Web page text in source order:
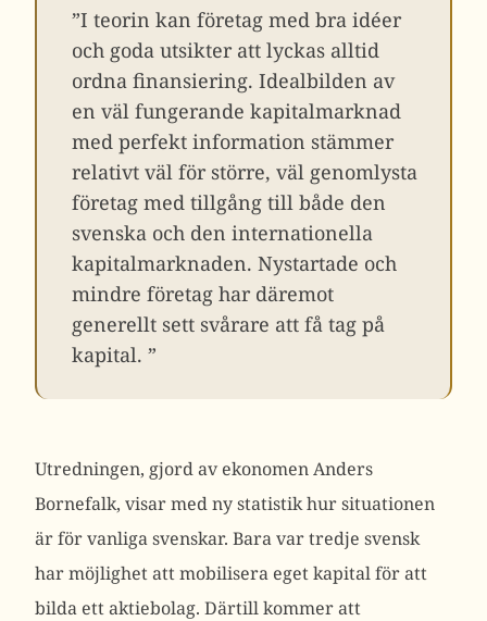
”I teorin kan företag med bra idéer
och goda utsikter att lyckas alltid
ordna finansiering. Idealbilden av
en väl fungerande kapitalmarknad
med perfekt information stämmer
relativt väl för större, väl genomlysta
företag med tillgång till både den
svenska och den internationella
kapitalmarknaden. Nystartade och
mindre företag har däremot
generellt sett svårare att få tag på
kapital. ”
Utredningen, gjord av ekonomen Anders
Bornefalk, visar med ny statistik hur situationen
är för vanliga svenskar. Bara var tredje svensk
har möjlighet att mobilisera eget kapital för att
bilda ett aktiebolag. Därtill kommer att